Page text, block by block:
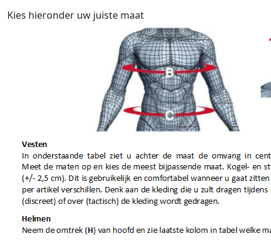
Kies hieronder uw juiste maat